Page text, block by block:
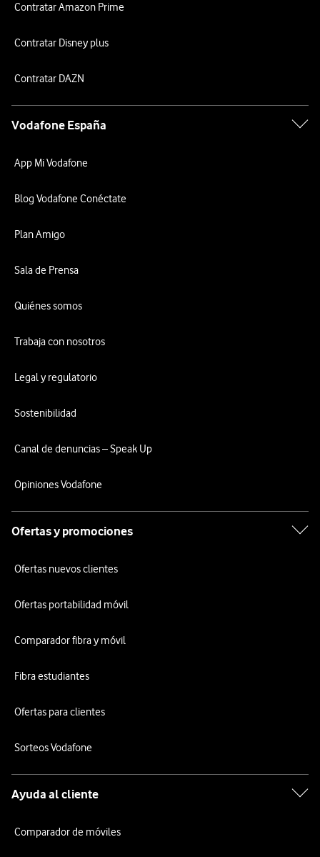
Contratar Amazon Prime
Contratar Disney plus
Contratar DAZN
Vodafone España
App Mi Vodafone
Blog Vodafone Conéctate
Plan Amigo
Sala de Prensa
Quiénes somos
Trabaja con nosotros
Legal y regulatorio
Sostenibilidad
Canal de denuncias – Speak Up
Opiniones Vodafone
Ofertas y promociones
Ofertas nuevos clientes
Ofertas portabilidad móvil
Comparador fibra y móvil
Fibra estudiantes
Ofertas para clientes
Sorteos Vodafone
Ayuda al cliente
Comparador de móviles